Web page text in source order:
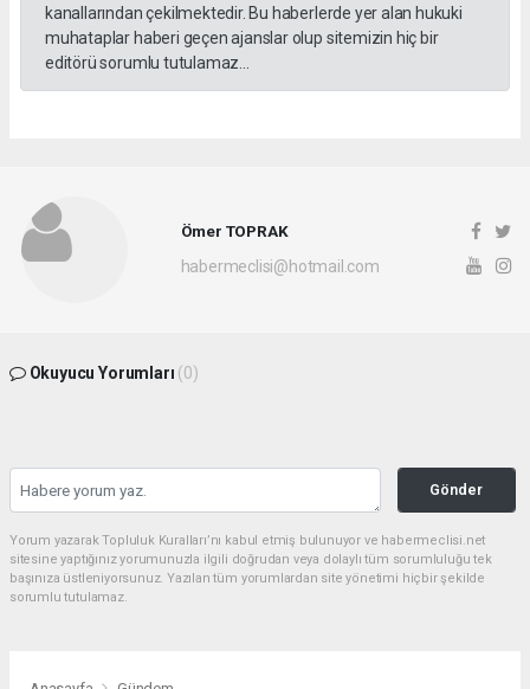
kanallarından çekilmektedir. Bu haberlerde yer alan hukuki
muhataplar haberi geçen ajanslar olup sitemizin hiç bir
editörü sorumlu tutulamaz...
Ömer TOPRAK
habermeclisi@hotmail.com
Okuyucu Yorumları (0)
Gönder
Yorum yazarak Topluluk Kuralları’nı kabul etmiş bulunuyor ve habermeclisi.net
sitesine yaptığınız yorumunuzla ilgili doğrudan veya dolaylı tüm sorumluluğu tek
başınıza üstleniyorsunuz. Yazılan tüm yorumlardan site yönetimi hiçbir şekilde
sorumlu tutulamaz.